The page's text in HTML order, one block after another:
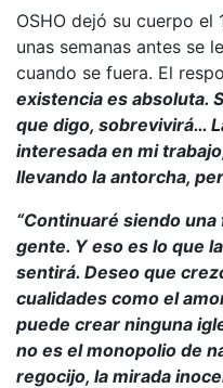
OSHO dejó su cuerpo el
unas semanas antes se
cuando se fuera. El
existencia es absoluta.
que digo, sobrevivirá…
interesada en mi
llevando la antorcha,
“Continuaré siendo
gente. Y eso es lo que
sentirá. Deseo que
cualidades como el
puede crear ninguna
no es el monopolio de
regocijo, la mirada